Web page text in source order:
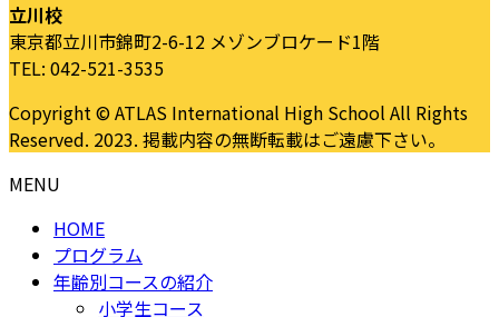
立川校
東京都立川市錦町2-6-12 メゾンブロケード1階
TEL: 042-521-3535
Copyright © ATLAS International High School All Rights
Reserved. 2023. 掲載内容の無断転載はご遠慮下さい。
MENU
HOME
プログラム
年齢別コースの紹介
小学生コース